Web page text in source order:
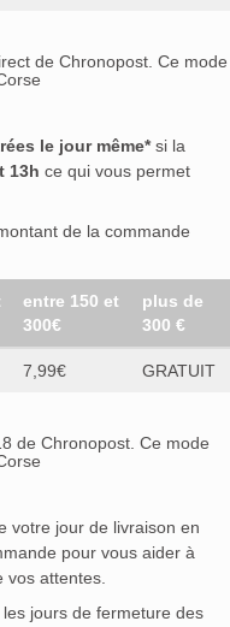
de Chronopost. Ce mode
le jour même*si la
13h ce qui vous permet
de la commande
entre 150 et
300€
plus de
300 €
7,99€ GRATUIT
de Chronopost. Ce mode
votre jour de livraison en
pour vous aider à
vos attentes.
jours de fermeture des